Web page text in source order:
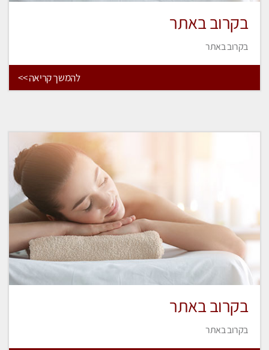
בקרוב באתר
בקרוב באתר
להמשך קריאה >>
בקרוב באתר
בקרוב באתר